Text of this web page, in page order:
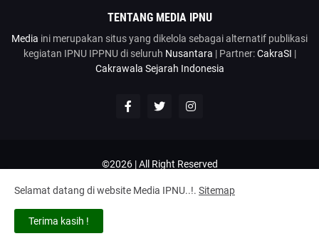
TENTANG MEDIA IPNU
Media ini merupakan situs yang dikelola sebagai alternatif publikasi
kegiatan IPNU IPPNU di seluruh Nusantara | Partner:CakraSI |
Cakrawala Sejarah Indonesia
©2026 | All Right Reserved
Google News Penulis Hubungi Kami
Kirim Artikel
Selamat datang di website Media IPNU..!. Sitemap
Terima kasih !